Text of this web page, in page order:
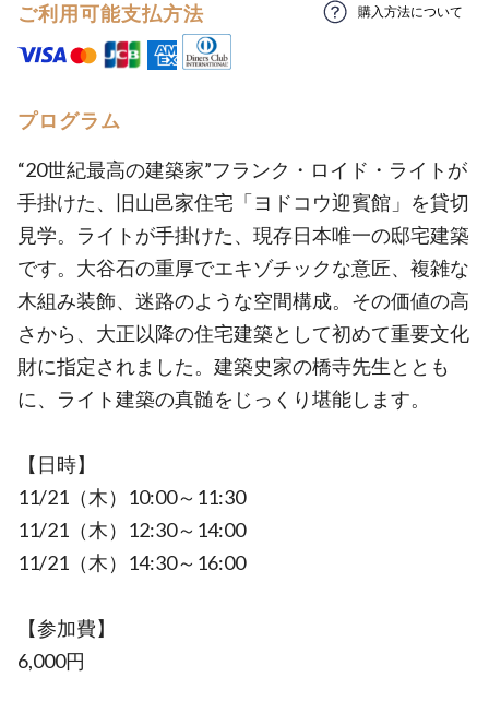
ご利用可能支払方法 購入方法について
プログラム
“20世紀最高の建築家”フランク・ロイド・ライトが
手掛けた、旧山邑家住宅「ヨドコウ迎賓館」を貸切
見学。ライトが手掛けた、現存日本唯一の邸宅建築
です。大谷石の重厚でエキゾチックな意匠、複雑な
木組み装飾、迷路のような空間構成。その価値の高
さから、大正以降の住宅建築として初めて重要文化
財に指定されました。建築史家の橋寺先生ととも
に、ライト建築の真髄をじっくり堪能します。
【日時】
11/21（木）10:00～11:30
11/21（木）12:30～14:00
11/21（木）14:30～16:00
【参加費】
6,000円